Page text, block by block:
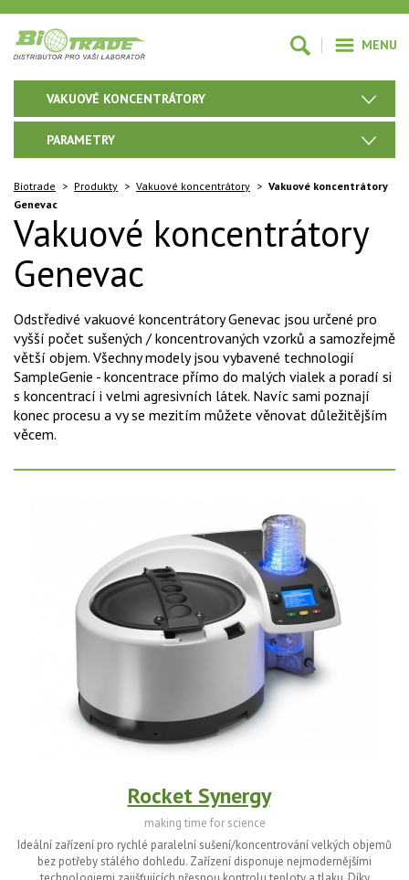
MENU
VAKUOVÉ KONCENTRÁTORY
PARAMETRY
Biotrade > Produkty > Vakuové koncentrátory > Vakuové koncentrátory
Genevac
Vakuové koncentrátory
Genevac
Odstředivé vakuové koncentrátory Genevac jsou určené pro
vyšší počet sušených / koncentrovaných vzorků a samozřejmě
větší objem. Všechny modely jsou vybavené technologií
SampleGenie - koncentrace přímo do malých vialek a poradí si
s koncentrací i velmi agresivních látek. Navíc sami poznají
konec procesu a vy se mezitím můžete věnovat důležitějším
věcem.
Rocket Synergy
making time for science
Ideální zařízení pro rychlé paralelní sušení/koncentrování velkých objemů
bez potřeby stálého dohledu. Zařízení disponuje nejmodernějšími